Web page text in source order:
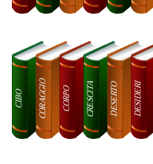
CIBO CORAGGIO CORPO CRESCITA DESERTO DESIDERI